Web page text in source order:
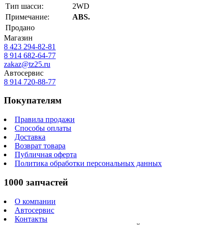
Тип шасси:
2WD
Примечание:
ABS.
Продано
Магазин
8 423 294-82-81
8 914 682-64-77
zakaz@tz25.ru
Автосервис
8 914 720-88-77
Покупателям
Правила продажи
Способы оплаты
Доставка
Возврат товара
Публичная оферта
Политика обработки персональных данных
1000 запчастей
О компании
Автосервис
Контакты